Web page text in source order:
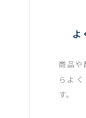
よ
商品や
らよ
す。